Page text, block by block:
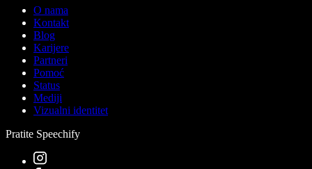
O nama
Kontakt
Blog
Karijere
Partneri
Pomoć
Status
Mediji
Vizualni identitet
Pratite Speechify